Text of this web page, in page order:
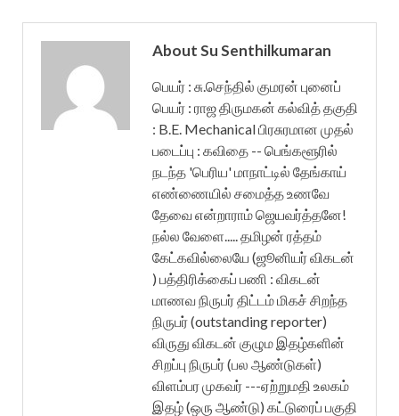
About Su Senthilkumaran
பெயர் : சு.செந்தில் குமரன் புனைப்
பெயர் : ராஜ திருமகன் கல்வித் தகுதி
: B.E. Mechanical பிரசுரமான முதல்
படைப்பு : கவிதை -- பெங்களூரில்
நடந்த 'பெரிய' மாநாட்டில் தேங்காய்
எண்ணையில் சமைத்த உணவே
தேவை என்றாராம் ஜெயவர்த்தனே!
நல்ல வேளை..... தமிழன் ரத்தம்
கேட்கவில்லையே (ஜூனியர் விகடன்
) பத்திரிக்கைப் பணி : விகடன்
மாணவ நிருபர் திட்டம் மிகச் சிறந்த
நிருபர் (outstanding reporter)
விருது விகடன் குழும இதழ்களின்
சிறப்பு நிருபர் (பல ஆண்டுகள்)
விளம்பர முகவர் ---ஏற்றுமதி உலகம்
இதழ் (ஒரு ஆண்டு) கட்டுரைப் பகுதி